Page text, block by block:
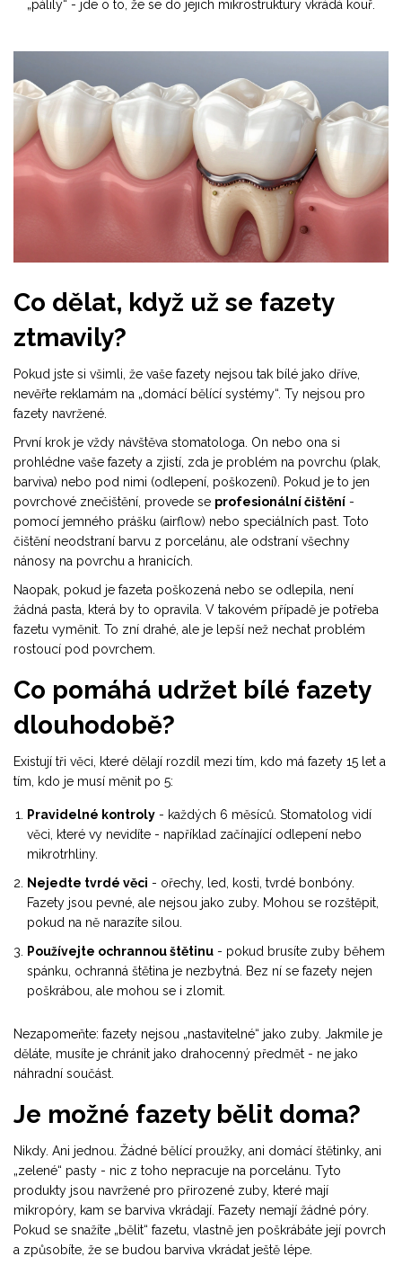
„pálily“ - jde o to, že se do jejich mikrostruktury vkrádá kouř.
Co dělat, když už se fazety
ztmavily?
Pokud jste si všimli, že vaše fazety nejsou tak bílé jako dříve,
nevěřte reklamám na „domácí bělící systémy“. Ty nejsou pro
fazety navržené.
První krok je vždy návštěva stomatologa. On nebo ona si
prohlédne vaše fazety a zjistí, zda je problém na povrchu (plak,
barviva) nebo pod nimi (odlepení, poškození). Pokud je to jen
povrchové znečištění, provede se profesionální čištění -
pomocí jemného prášku (airflow) nebo speciálních past. Toto
čištění neodstraní barvu z porcelánu, ale odstraní všechny
nánosy na povrchu a hranicích.
Naopak, pokud je fazeta poškozená nebo se odlepila, není
žádná pasta, která by to opravila. V takovém případě je potřeba
fazetu vyměnit. To zní drahé, ale je lepší než nechat problém
rostoucí pod povrchem.
Co pomáhá udržet bílé fazety
dlouhodobě?
Existují tři věci, které dělají rozdíl mezi tím, kdo má fazety 15 let a
tím, kdo je musí měnit po 5:
Pravidelné kontroly - každých 6 měsíců. Stomatolog vidí
věci, které vy nevidíte - například začínající odlepení nebo
mikrotrhliny.
Nejedte tvrdé věci - ořechy, led, kosti, tvrdé bonbóny.
Fazety jsou pevné, ale nejsou jako zuby. Mohou se rozštěpit,
pokud na ně narazíte silou.
Používejte ochrannou štětinu - pokud brusíte zuby během
spánku, ochranná štětina je nezbytná. Bez ní se fazety nejen
poškrábou, ale mohou se i zlomit.
Nezapomeňte: fazety nejsou „nastavitelné“ jako zuby. Jakmile je
děláte, musíte je chránit jako drahocenný předmět - ne jako
náhradní součást.
Je možné fazety bělit doma?
Nikdy. Ani jednou. Žádné bělící proužky, ani domácí štětinky, ani
„zelené“ pasty - nic z toho nepracuje na porcelánu. Tyto
produkty jsou navržené pro přirozené zuby, které mají
mikropóry, kam se barviva vkrádají. Fazety nemají žádné póry.
Pokud se snažíte „bělit“ fazetu, vlastně jen poškrábáte její povrch
a způsobíte, že se budou barviva vkrádat ještě lépe.